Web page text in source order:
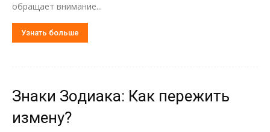
обращает внимание...
Узнать больше
Знаки Зодиака: Как пережить
измену?